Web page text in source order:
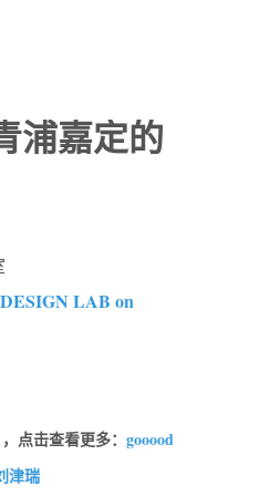
浦嘉定的
LAB on
点击查看更多： gooood
津瑞